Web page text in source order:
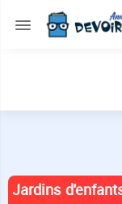
Jardins